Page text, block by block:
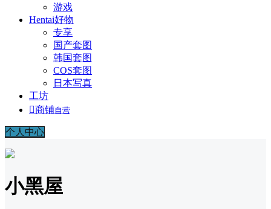
游戏
Hentai好物
专享
国产套图
韩国套图
COS套图
日本写真
工坊
商铺自营
个人中心
小黑屋